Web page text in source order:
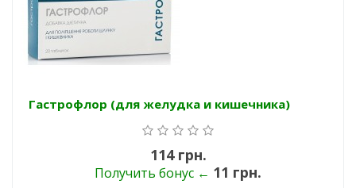
Гастрофлор (для желудка и кишечника)
114 грн.
Получить бонус ← 11 грн.